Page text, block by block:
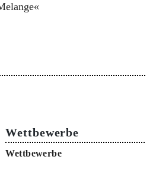
Wettbewerbe
Wettbewerbe